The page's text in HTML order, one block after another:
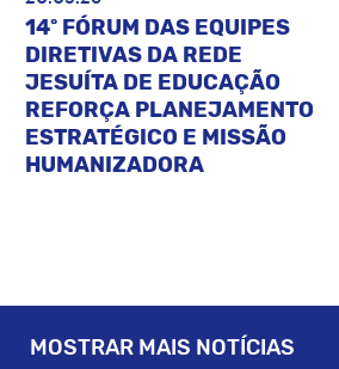
14º FÓRUM DAS EQUIPES
DIRETIVAS DA REDE
JESUÍTA DE EDUCAÇÃO
REFORÇA PLANEJAMENTO
ESTRATÉGICO E MISSÃO
HUMANIZADORA
MOSTRAR MAIS NOTÍCIAS